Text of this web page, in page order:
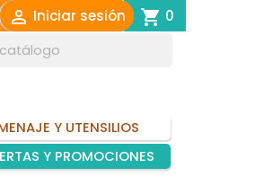
 Iniciar sesión shopping_cart 0
Y UTENSILIOS
Y PROMOCIONES